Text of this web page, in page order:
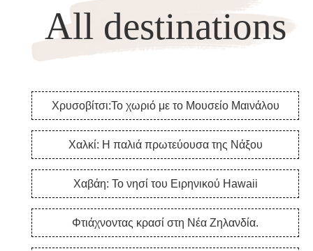
All destinations
Χρυσοβίτσι:Το χωριό με το Μουσείο Μαινάλου
Χαλκί: Η παλιά πρωτεύουσα της Νάξου
Χαβάη: Το νησί του Ειρηνικού Hawaii
Φτιάχνοντας κρασί στη Νέα Ζηλανδία.